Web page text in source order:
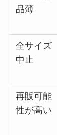
品薄
全サイズ
中止
再販可能
性が高い